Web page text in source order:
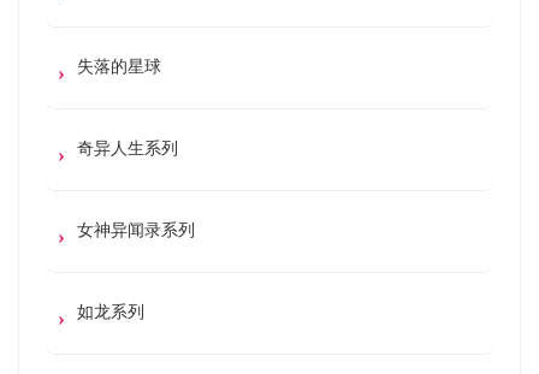
失落的星球
奇异人生系列
女神异闻录系列
如龙系列